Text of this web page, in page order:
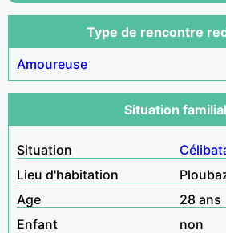
Type de rencontre
Amoureuse
Situation
Situation
Lieu d'habitation
Age
28 ans
Enfant
non